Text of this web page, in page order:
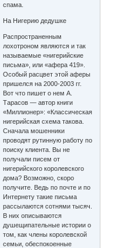
спама.
На Нигерию дедушке
Распространенным
лохотроном являются и так
называемые «нигерийские
письма», или «афера 419».
Особый расцвет этой аферы
пришелся на 2000-2003 гг.
Вот что пишет о нем А.
Тарасов — автор книги
«Миллионер»: «Классическая
нигерийская схема такова.
Сначала мошенники
проводят рутинную работу по
поиску клиента. Вы не
получали писем от
нигерийского королевского
дома? Возможно, скоро
получите. Ведь по почте и по
Интернету такие письма
рассылаются сотнями тысяч.
В них описываются
душещипательные истории о
том, как члены королевской
семьи, обеспокоенные